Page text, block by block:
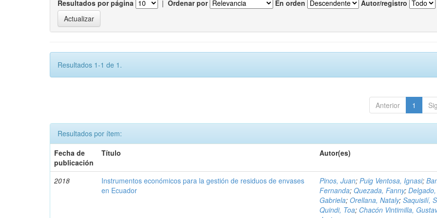
Resultados por página | Ordenar por En orden Autor/registro
Resultados 1-1 de 1.
Anterior 1
Resultados por ítem:
Fecha de
publicación
Título Autor(es)
2018
Instrumentos económicos para la gestión de residuos de envases
en Ecuador
Pinos, Juan;Puig Ventosa, Ignasi;
Fernanda;Quezada, Fanny;Delgado,
Gabriela;Orellana, Nataly;Saquisilí,
Quindi, Toa; Chacón Vintimilla,